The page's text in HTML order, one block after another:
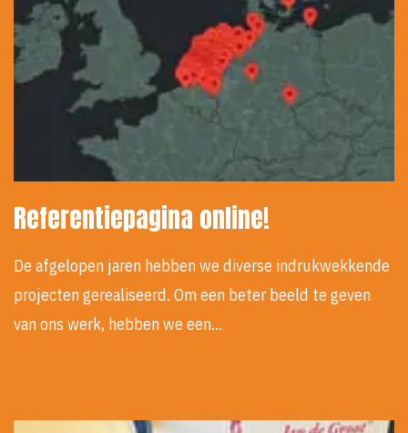
Referentiepagina online!
De afgelopen jaren hebben we diverse indrukwekkende
projecten gerealiseerd. Om een beter beeld te geven
van ons werk, hebben we een…